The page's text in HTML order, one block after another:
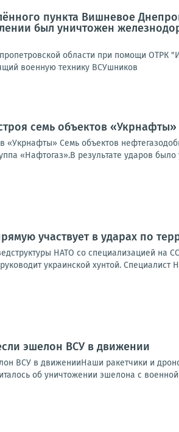
пункта Вишневое
был уничтожен
области при помощи ОТРК
военную технику ВСУшников
семь объектов «Укрнафты»
«Укрнафты» Семь объектов
«Нафтогаз».В результате ударов было
участвует в ударах по
НАТО со специализацией
украинской хунтой. Специалист
эшелон ВСУ в движении
ВСУ в движенииНаши ракетчики и
об уничтожении эшелона с